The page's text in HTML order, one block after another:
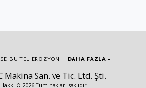
Makina San. ve Tic. Ltd. Şti.
© 2026 Tüm hakları saklıdır
SEIBU TEL EROZYON DAHA FAZLA